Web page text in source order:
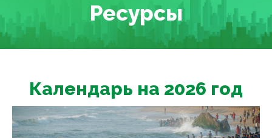
Ресурсы
Календарь на 2026 год